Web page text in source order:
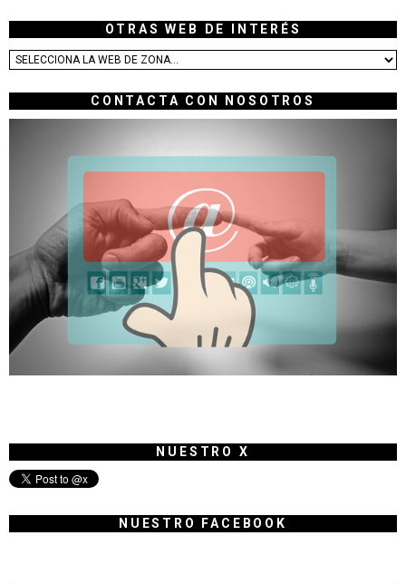
OTRAS WEB DE INTERÉS
CONTACTA CON NOSOTROS
NUESTRO X
NUESTRO FACEBOOK